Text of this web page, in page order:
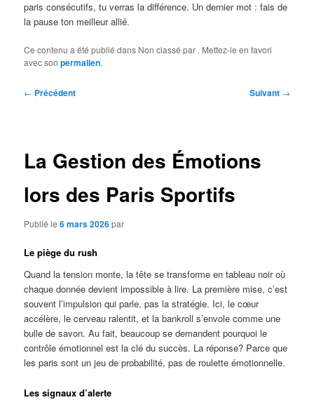
paris consécutifs, tu verras la différence. Un dernier mot : fais de
la pause ton meilleur allié.
Ce contenu a été publié dans Non classé par . Mettez-le en favori
avec sonpermalien.
Navigation
← Précédent Suivant →
La Gestion des Émotions
lors des Paris Sportifs
Publié le6 mars 2026par
Le piège du rush
Quand la tension monte, la tête se transforme en tableau noir où
chaque donnée devient impossible à lire. La première mise, c’est
souvent l’impulsion qui parle, pas la stratégie. Ici, le cœur
accélère, le cerveau ralentit, et la bankroll s’envole comme une
bulle de savon. Au fait, beaucoup se demandent pourquoi le
contrôle émotionnel est la clé du succès. La réponse? Parce que
les paris sont un jeu de probabilité, pas de roulette émotionnelle.
Les signaux d’alerte